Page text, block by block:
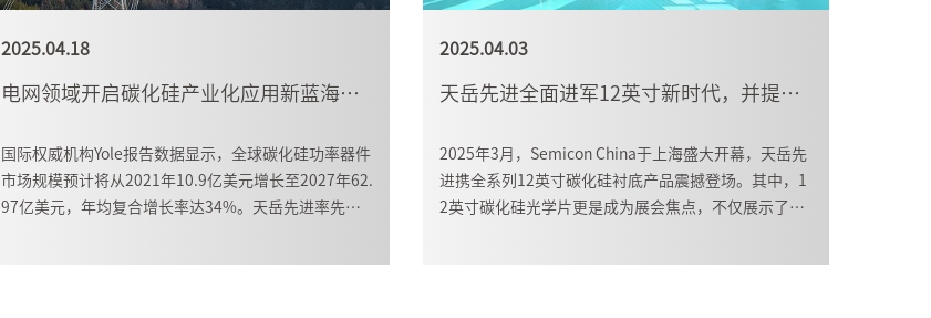
2025.04.18
电网领域开启碳化硅产业化应用新蓝海，天岳先进以硬核技术助力行业新突破
国际权威机构Yole报告数据显示，全球碳化硅功率器件
市场规模预计将从2021年10.9亿美元增长至2027年62.
97亿美元，年均复合增长率达34%。天岳先进率先推
2025.04.03
天岳先进全面进军12英寸新时代，并提前布局光波导
2025年3月，Semicon China于上海盛大开幕，天岳先
进携全系列12英寸碳化硅衬底产品震撼登场。其中，1
2英寸碳化硅光学片更是成为展会焦点，不仅展示了天